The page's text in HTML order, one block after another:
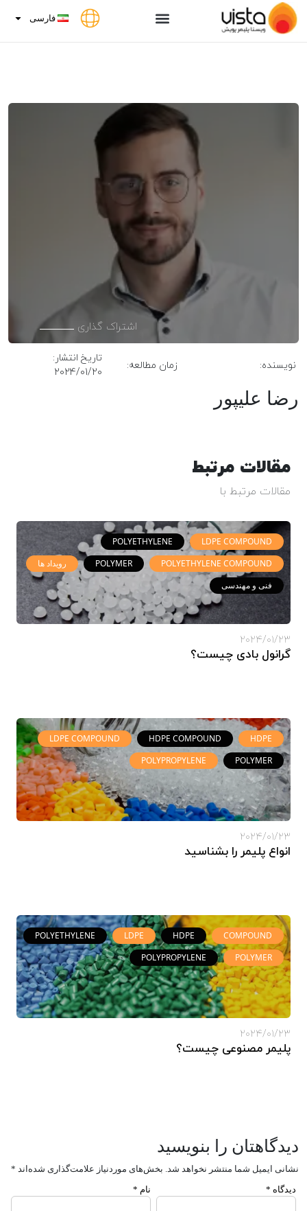
فارسی
اشتراک گذاری
نویسنده: زمان مطالعه:
تاریخ انتشار:
2024/01/20
رضا علیپور
مقالات مرتبط
مقالات مرتبط با
LDPE COMPOUND
POLYETHYLENE
POLYETHYLENE COMPOUND
POLYMER
رویداد ها
فنی و مهندسی
2024/01/23
گرانول بادی چیست؟
HDPE
HDPE COMPOUND
LDPE COMPOUND
POLYMER
POLYPROPYLENE
2024/01/23
انواع پلیمر را بشناسید
COMPOUND
HDPE
LDPE
POLYETHYLENE
POLYMER
POLYPROPYLENE
2024/01/23
پلیمر مصنوعی چیست؟
دیدگاهتان را بنویسید
نشانی ایمیل شما منتشر نخواهد شد. بخش‌های موردنیاز علامت‌گذاری شده‌اند *
دیدگاه * نام *